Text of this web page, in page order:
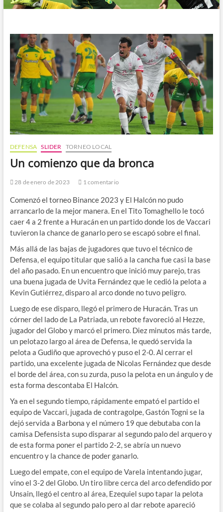
DEFENSA SLIDER TORNEO LOCAL
Un comienzo que da bronca
28 de enero de 2023 1 comentario
Comenzó el torneo Binance 2023 y El Halcón no pudo
arrancarlo de la mejor manera. En el Tito Tomaghello le tocó
caer 4 a 2 frente a Huracán en un partido donde los de Vaccari
tuvieron la chance de ganarlo pero se escapó sobre el final.
Más allá de las bajas de jugadores que tuvo el técnico de
Defensa, el equipo titular que salió a la cancha fue casi la base
del año pasado. En un encuentro que inició muy parejo, tras
una buena jugada de Uvita Fernández que le cedió la pelota a
Kevin Gutiérrez, disparo al arco donde no tuvo peligro.
Luego de ese disparo, llegó el primero de Huracán. Tras un
córner del lado de La Patriada, un rebote favoreció al Hezze,
jugador del Globo y marcó el primero. Diez minutos más tarde,
un pelotazo largo al área de Defensa, le quedó servida la
pelota a Gudiño que aprovechó y puso el 2-0. Al cerrar el
partido, una excelente jugada de Nicolas Fernández que desde
el borde del área, con su zurda, puso la pelota en un ángulo y de
esta forma descontaba El Halcón.
Ya en el segundo tiempo, rápidamente empató el partido el
equipo de Vaccari, jugada de contragolpe, Gastón Togni se la
dejó servida a Barbona y el número 19 que debutaba con la
camisa Defensista supo disparar al segundo palo del arquero y
de esta forma poner el partido 2-2, se abría un nuevo
encuentro y la chance de poder ganarlo.
Luego del empate, con el equipo de Varela intentando jugar,
vino el 3-2 del Globo. Un tiro libre cerca del arco defendido por
Unsain, llegó el centro al área, Ezequiel supo tapar la pelota
que se colaba al segundo palo pero al dar rebote apareció